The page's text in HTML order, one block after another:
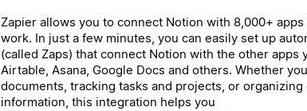
Zapier allows you to connect Notion with 8,000+
work. In just a few minutes, you can easily set up
(called Zaps) that connect Notion with the other apps
Airtable, Asana, Google Docs and others. Whether
documents, tracking tasks and projects, or
information, this integration helps you